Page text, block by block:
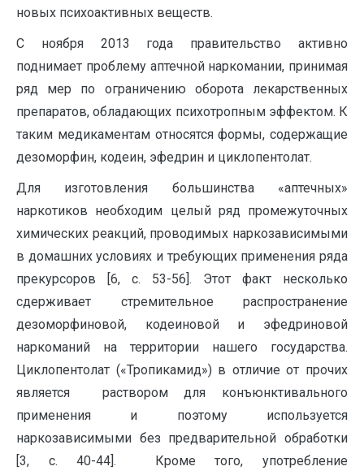
новых психоактивных веществ.
С ноября 2013 года правительство активно
поднимает проблему аптечной наркомании, принимая
ряд мер по ограничению оборота лекарственных
препаратов, обладающих психотропным эффектом. К
таким медикаментам относятся формы, содержащие
дезоморфин, кодеин, эфедрин и циклопентолат.
Для изготовления большинства «аптечных»
наркотиков необходим целый ряд промежуточных
химических реакций, проводимых наркозависимыми
в домашних условиях и требующих применения ряда
прекурсоров [6, с. 53-56]. Этот факт несколько
сдерживает стремительное распространение
дезоморфиновой, кодеиновой и эфедриновой
наркоманий на территории нашего государства.
Циклопентолат («Тропикамид») в отличие от прочих
является раствором для конъюнктивального
применения и поэтому используется
наркозависимыми без предварительной обработки
[3, с. 40-44]. Кроме того, употребление